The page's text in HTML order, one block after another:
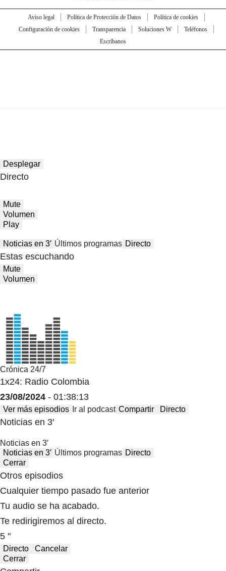
Aviso legal Política de Protección de Datos
Política de cookies
Configuración de cookies
Transparencia Soluciones W
Teléfonos
Escríbanos
Desplegar
Directo
Mute
Volumen
Play
Noticias en 3′ Últimos programas Directo
Estas escuchando
Mute
Volumen
Crónica 24/7
1x24: Radio Colombia
23/08/2024 - 01:38:13
Ver más episodios Ir al podcast Compartir Directo
Noticias en 3′
Noticias en 3′
Noticias en 3′ Últimos programas Directo
Cerrar
Otros episodios
Cualquier tiempo pasado fue anterior
Tu audio se ha acabado.
Te redirigiremos al directo.
5 "
Directo
Cancelar
Cerrar